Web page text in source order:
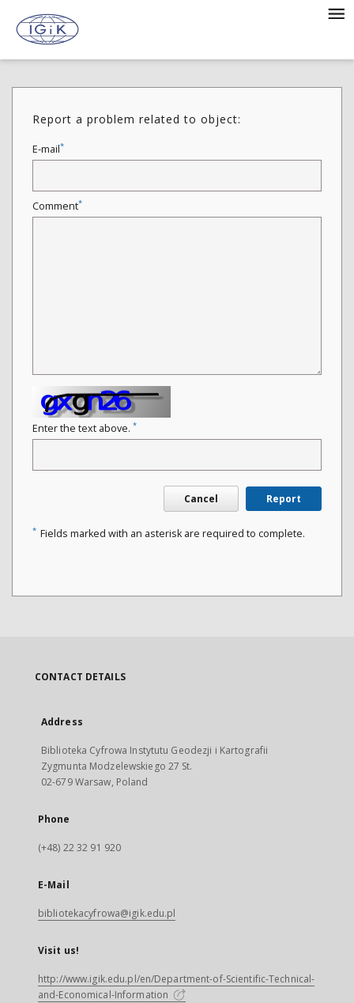
Report a problem related to object:
E-mail*
Comment*
Enter the text above. *
Cancel Report
* Fields marked with an asterisk are required to complete.
CONTACT DETAILS
Address
Biblioteka Cyfrowa Instytutu Geodezji i Kartografii
Zygmunta Modzelewskiego 27 St.
02-679 Warsaw, Poland
Phone
(+48) 22 32 91 920
E-Mail
bibliotekacyfrowa@igik.edu.pl
Visit us!
http://www.igik.edu.pl/en/Department-of-Scientific-Technical-
and-Economical-Information